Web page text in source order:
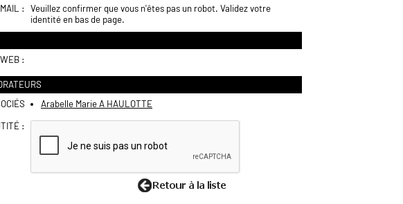
:
Veuillez confirmer que vous n'êtes pas un robot. Validez votre
identité en bas de page.
:
Arabelle Marie A HAULOTTE
: